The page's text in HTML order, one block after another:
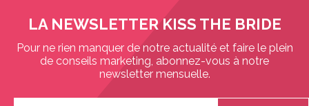
LA NEWSLETTER KISS THE BRIDE
Pour ne rien manquer de notre actualité et faire le plein
de conseils marketing, abonnez-vous à notre
newsletter mensuelle.